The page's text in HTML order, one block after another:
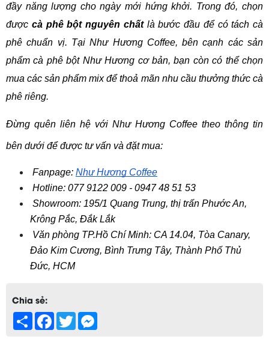
đầy năng lượng cho ngày mới hứng khởi. Trong đó, chọn
được cà phê bột nguyên chất là bước đầu để có tách cà
phê chuẩn vị. Tại Như Hương Coffee, bên cạnh các sản
phẩm cà phê bột Như Hương cơ bản, bạn còn có thể chọn
mua các sản phẩm mix để thoả mãn nhu cầu thưởng thức cà
phê riêng.
Đừng quên liên hệ với Như Hương Coffee theo thông tin
bên dưới để được tư vấn và đặt mua:
Fanpage: Như Hương Coffee
Hotline: 077 9122 009 - 0947 48 51 53
Showroom: 195/1 Quang Trung, thị trấn Phước An,
Krông Pắc, Đắk Lắk
Văn phòng TP.Hồ Chí Minh: CA 14.04, Tòa Canary,
Đảo Kim Cương, Bình Trưng Tây, Thành Phố Thủ
Đức, HCM
Chia sẻ:
Share Facebook
Twitter